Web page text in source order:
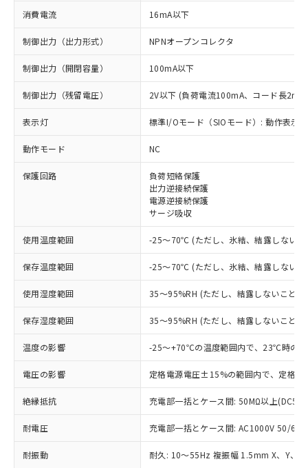
消費電流 16mA以下
制御出力（出力形式） NPNオープンコレクタ
制御出力（開閉容量） 100mA以下
制御出力（残留電圧） 2V以下 (負荷電流100mA、コード長2m
表示灯 標準I/Oモード（SIOモード）: 動作表示
動作モード NC
保護回路
負荷短絡保護
出力逆接続保護
電源逆接続保護
サージ吸収
使用温度範囲 -25～70℃ (ただし、氷結、結露しないこ
保存温度範囲 -25～70℃ (ただし、氷結、結露しないこ
使用湿度範囲 35～95%RH (ただし、結露しないこと)
保存湿度範囲 35～95%RH (ただし、結露しないこと)
温度の影響 -25～+70℃の温度範囲内で、23℃時の
電圧の影響 定格電源電圧±15%の範囲内で、定格
絶縁抵抗 充電部一括とケース間: 50MΩ以上
耐電圧 充電部一括とケース間: AC1000V 50/
耐振動 耐久: 10～55Hz 複振幅 1.5mm X、Y、Z
ご利用条件
ご利用ください。
本サービスは、当社制御機器事業取扱
商品の当社在庫状況および標準価格
(税抜)を提供させていただくもので
本サービスの対象外となる商品もある
ことをご了承ください。
在庫状況および標準価格照会結果は、
※1 対応状況
対応済み：EU RoHS指令（10物質）の
非含有に対応した製品が提供可能な商品で
す。
有に対応した製品に切り替える予定のある
商品です。
対応予定なし：EU RoHS指令（10物質）の
非含有に非対応の商品で、対応品を出す予
調査・確認中：EU RoHS指令（10物質）の
非含有の対応状況を調査中または確認中の
商品です。
非該当品：ライセンス料など無形物で、有
害物質有無と関係のない商品です。
仕入先様の事情により、非含有部品として
いたものが、含有品と判明した場合などや
※1 中国RoHS○×表
「○」：最大均質材料含有率が中国RoHSの
基準値以下であることを示します。
「×」：最大均質材料含有率が中国RoHSの
基準値を超えていることを示します。
「－」：未確認です。当社販売部門へお問
当社は、これら貴社製品のうち、外国
為替および外国貿易法に定める商品